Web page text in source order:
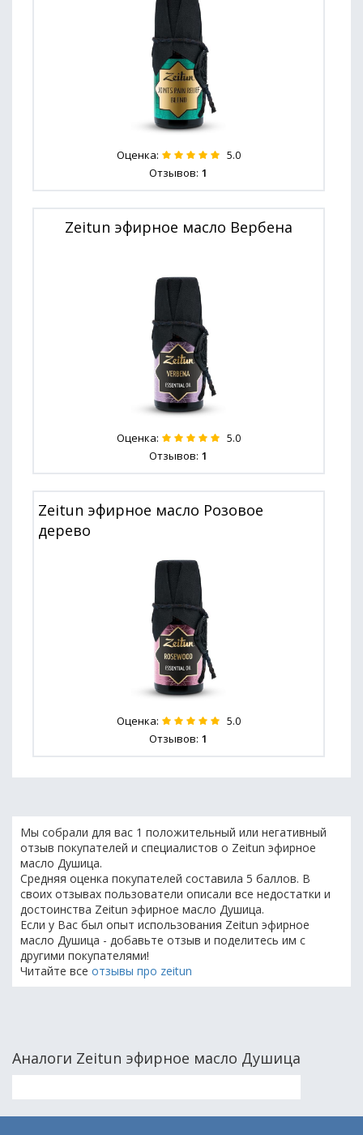
Оценка: 5.0
Отзывов: 1
Zeitun эфирное масло Вербена
Оценка: 5.0
Отзывов: 1
Zeitun эфирное масло Розовое
дерево
Оценка: 5.0
Отзывов: 1
Мы собрали для вас 1 положительный или негативный
отзыв покупателей и специалистов о Zeitun эфирное
масло Душица.
Средняя оценка покупателей составила 5 баллов. В
своих отзывах пользователи описали все недостатки и
достоинства Zeitun эфирное масло Душица.
Если у Вас был опыт использования Zeitun эфирное
масло Душица - добавьте отзыв и поделитесь им с
другими покупателями!
Читайте все отзывы про zeitun
Аналоги Zeitun эфирное масло Душица